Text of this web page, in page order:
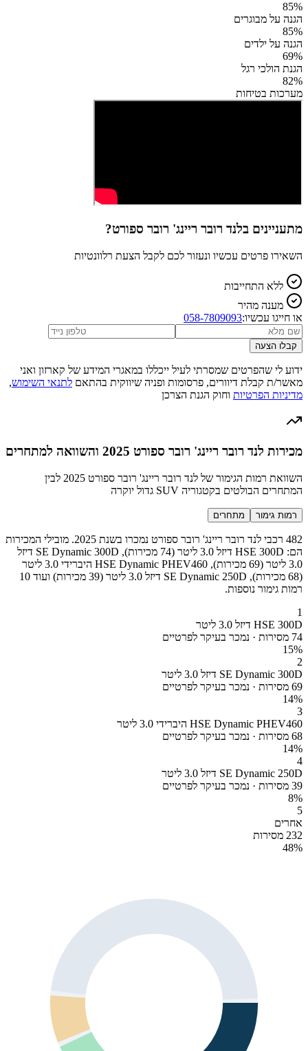
85%
הגנה על מבוגרים
85%
הגנה על ילדים
69%
הגנת הולכי רגל
82%
מערכות בטיחות
מתעניינים בלנד רובר ריינג' רובר ספורט?
השאירו פרטים עכשיו ונעזור לכם לקבל הצעת רלוונטיות
ללא התחייבות
מענה מהיר
או חייגו עכשיו:058-7809093
קבלו הצעה
ידוע לי שהפרטים שמסרתי לעיל ייכללו במאגרי המידע של קארזון ואני
מאשר/ת קבלת דיוורים, פרסומות ופניה שיווקית בהתאם לתנאי השימוש,
מדיניות הפרטיות וחוק הגנת הצרכן
מכירות לנד רובר ריינג' רובר ספורט 2025 והשוואה למתחרים
השוואת רמות הגימור של לנד רובר ריינג' רובר ספורט 2025 לבין
המתחרים הבולטים בקטגוריה SUV גדול יוקרה
רמות גימור מתחרים
482 רכבי לנד רובר ריינג' רובר ספורט נמכרו בשנת 2025. מובילי המכירות
הם: HSE 300D דיזל 3.0 ליטר (74 מכירות), SE Dynamic 300D דיזל
3.0 ליטר (69 מכירות), HSE Dynamic PHEV460 היברידי 3.0 ליטר
(68 מכירות), SE Dynamic 250D דיזל 3.0 ליטר (39 מכירות) ועוד 10
רמות גימור נוספות.
1
HSE 300D דיזל 3.0 ליטר
74 מסירות · נמכר בעיקר לפרטיים
15%
2
SE Dynamic 300D דיזל 3.0 ליטר
69 מסירות · נמכר בעיקר לפרטיים
14%
3
HSE Dynamic PHEV460 היברידי 3.0 ליטר
68 מסירות · נמכר בעיקר לפרטיים
14%
4
SE Dynamic 250D דיזל 3.0 ליטר
39 מסירות · נמכר בעיקר לפרטיים
8%
5
אחרים
232 מסירות
48%